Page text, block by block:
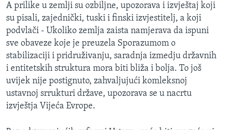
O GLASU AMERIKE
Learning English
PRATITE NAS
Jezici
A prilike u zemlji su ozbiljne, upozorava i izvještaj koji
su pisali, zajednički, tuski i finski izvjestitelj, a koji
podvlači - Ukoliko zemlja zaista namjerava da ispuni
sve obaveze koje je preuzela Sporazumom o
stabilizaciji i pridruživanju, saradnja izmedju državnih
i entitetskih struktura mora biti bliža i bolja. To još
uvijek nije postignuto, zahvaljujući komleksnoj
ustavnoj srrukturi države, upozorava se u nacrtu
izvještja Vijeća Evrope.